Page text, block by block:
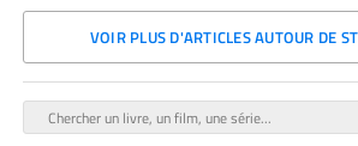
VOIR PLUS D'ARTICLES AUTOUR DE